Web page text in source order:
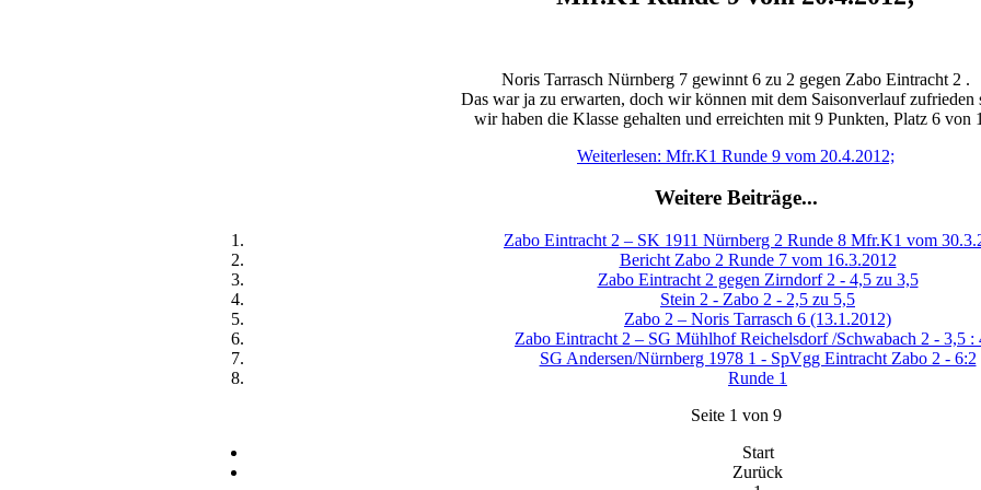
Noris Tarrasch Nürnberg 7 gewinnt 6 zu 2 gegen Zabo Eintracht 2 .
Das war ja zu erwarten, doch wir können mit dem Saisonverlauf zufrieden
wir haben die Klasse gehalten und erreichten mit 9 Punkten, Platz 6 von
Weiterlesen: Mfr.K1 Runde 9 vom 20.4.2012;
Weitere Beiträge...
Zabo Eintracht 2 – SK 1911 Nürnberg 2 Runde 8 Mfr.K1 vom
Bericht Zabo 2 Runde 7 vom 16.3.2012
Zabo Eintracht 2 gegen Zirndorf 2 - 4,5 zu 3,5
Stein 2 - Zabo 2 - 2,5 zu 5,5
Zabo 2 – Noris Tarrasch 6 (13.1.2012)
Zabo Eintracht 2 – SG Mühlhof Reichelsdorf /Schwabach 2 - 3,5 :
SG Andersen/Nürnberg 1978 1 - SpVgg Eintracht Zabo 2 - 6:2
Runde 1
Seite 1 von 9
Start
Zurück